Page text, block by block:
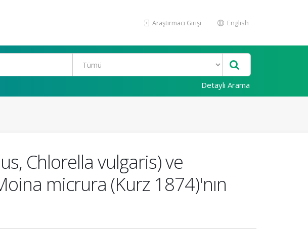
Araştırmacı Girişi English
Detaylı Arama
Chlorella vulgaris) ve
micrura (Kurz 1874)'nın